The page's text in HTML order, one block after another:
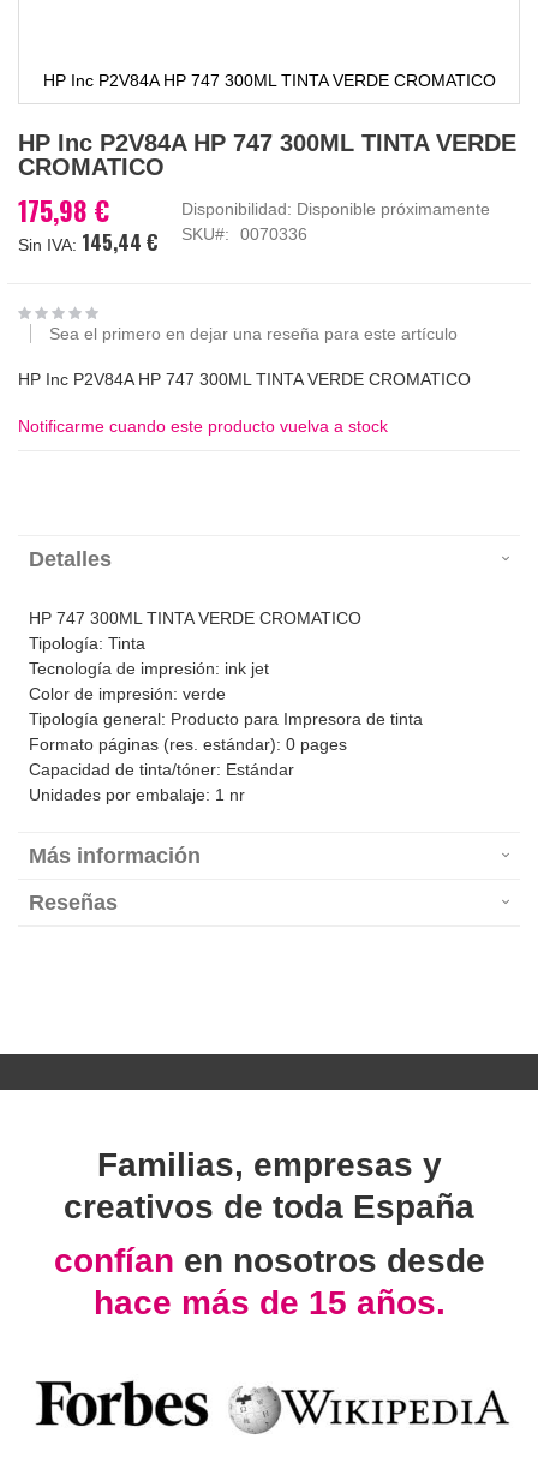
HP Inc P2V84A HP 747 300ML TINTA VERDE CROMATICO
al
comienzo
la
galería
HP Inc P2V84A HP 747 300ML TINTA VERDE
CROMATICO
175,98 €
145,44 €
Disponibilidad: Disponible próximamente
SKU
0070336
Sea el primero en dejar una reseña para este artículo
HP Inc P2V84A HP 747 300ML TINTA VERDE CROMATICO
Notificarme cuando este producto vuelva a stock
Detalles
HP 747 300ML TINTA VERDE CROMATICO
Tipología: Tinta
Tecnología de impresión: ink jet
Color de impresión: verde
Tipología general: Producto para Impresora de tinta
Formato páginas (res. estándar): 0 pages
Capacidad de tinta/tóner: Estándar
Unidades por embalaje: 1 nr
Más información
Reseñas
Familias, empresas y
creativos de toda España
confían en nosotros desde
hace más de 15 años.